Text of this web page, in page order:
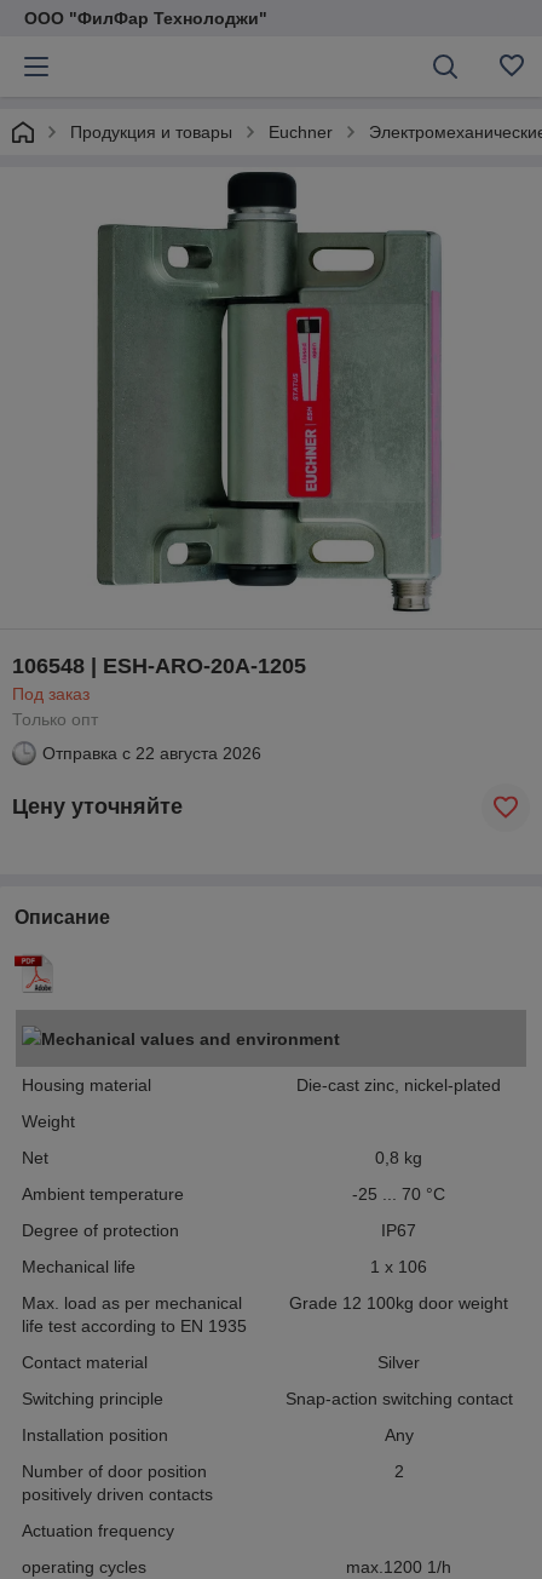
ООО "ФилФар Технолоджи"
Продукция и товары Euchner
106548 | ESH-ARO-20A-1205
Под заказ
Только опт
Отправка с 22 августа 2026
Цену уточняйте
Описание
Mechanical values and environment
Housing material
Die-cast zinc, nickel-plated
Weight
Net
0,8 kg
Ambient temperature
-25 ... 70 °C
Degree of protection
IP67
Mechanical life
1 x 106
Max. load as per mechanical
life test according to EN 1935
Grade 12 100kg door weight
Contact material
Silver
Switching principle
Snap-action switching contact
Installation position
Any
Number of door position
positively driven contacts
2
Actuation frequency
operating cycles
max.1200 1/h